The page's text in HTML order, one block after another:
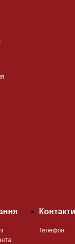
Контакти
Телефон: